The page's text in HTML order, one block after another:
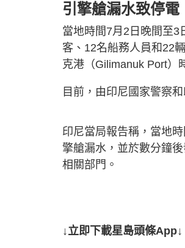
引擎艙漏水致停電
當地時間7月2日晚間至3
客、12名船務人員和22
克港（Gilimanuk Port）
目前，由印尼國家警察
印尼當局報告稱，當地
擎艙漏水，並於數分鐘
相關部門。
↓立即下載星島頭條App↓